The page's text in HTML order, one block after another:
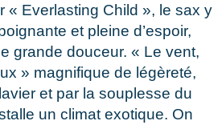
« Everlasting Child », le sax y
et pleine d’espoir,
grande douceur. « Le vent,
» magnifique de légèreté,
et par la souplesse du
un climat exotique. On